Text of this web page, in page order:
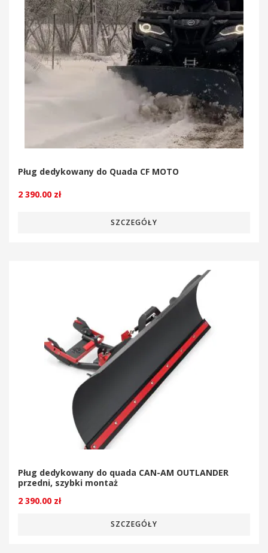
Pług dedykowany do Quada CF MOTO
2 390.00 zł
SZCZEGÓŁY
Pług dedykowany do quada CAN-AM OUTLANDER
przedni, szybki montaż
2 390.00 zł
SZCZEGÓŁY